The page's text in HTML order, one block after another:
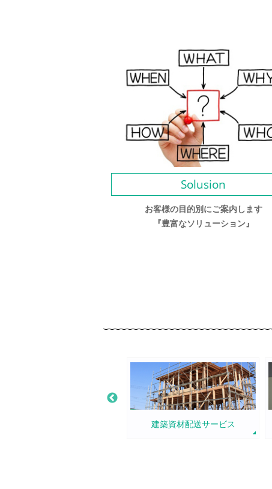
Solusion
お客様の目的別にご案内します
『豊富なソリューション』
建築資材配送サービス